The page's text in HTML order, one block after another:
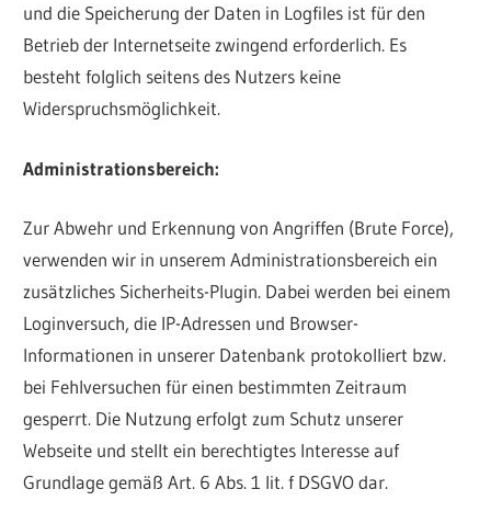
und die Speicherung der Daten in Logfiles ist für den
Betrieb der Internetseite zwingend erforderlich. Es
besteht folglich seitens des Nutzers keine
Widerspruchsmöglichkeit.
Administrationsbereich:
Zur Abwehr und Erkennung von Angriffen (Brute Force),
verwenden wir in unserem Administrationsbereich ein
zusätzliches Sicherheits-Plugin. Dabei werden bei einem
Loginversuch, die IP-Adressen und Browser-
Informationen in unserer Datenbank protokolliert bzw.
bei Fehlversuchen für einen bestimmten Zeitraum
gesperrt. Die Nutzung erfolgt zum Schutz unserer
Webseite und stellt ein berechtigtes Interesse auf
Grundlage gemäß Art. 6 Abs. 1 lit. f DSGVO dar.